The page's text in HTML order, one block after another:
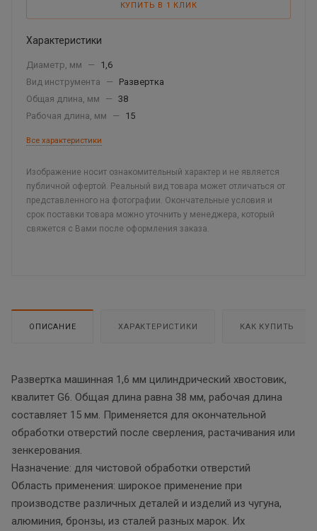
КУПИТЬ В 1 КЛИК
Характеристики
Диаметр, мм —
1,6
Вид инструмента
—
Развертка
Общая длина, мм
— 38
Рабочая длина, мм
— 15
Все характеристики
Изображение носит ознакомительный характер и не является
публичной офертой. Реальный вид товара может отличаться от
представленного на фотографии. Окончательные условия и
срок поставки товара можно уточнить у менеджера, который
свяжется с Вами после оформления заказа.
ОПИСАНИЕ ХАРАКТЕРИСТИКИ КАК КУПИТЬ
Развертка машинная 1,6 мм цилиндрический хвостовик,
квалитет G6. Общая длина равна 38 мм, рабочая длина
составляет 15 мм. Применяется для окончательной
обработки отверстий после сверления, растачивания или
зенкерования.
Назначение: для чистовой обработки отверстий
Область применения: широкое применение при
производстве различных деталей и изделий из чугуна,
алюминия, бронзы, из сталей разных марок. Их